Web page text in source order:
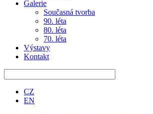
Galerie
Současná tvorba
90. léta
80. léta
70. léta
Výstavy
Kontakt
CZ
EN